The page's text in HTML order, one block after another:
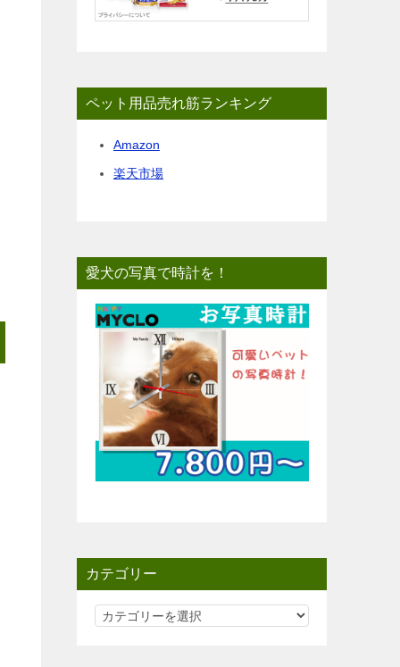
ペット用品売れ筋ランキング
Amazon
楽天市場
愛犬の写真で時計を！
カテゴリー
カ